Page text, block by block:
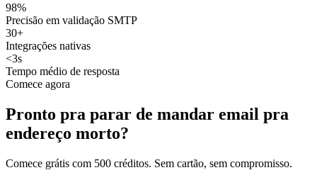
98%
Precisão em validação SMTP
30+
Integrações nativas
<3s
Tempo médio de resposta
Comece agora
Pronto pra parar de mandar email pra
endereço morto?
Comece grátis com 500 créditos. Sem cartão, sem compromisso.